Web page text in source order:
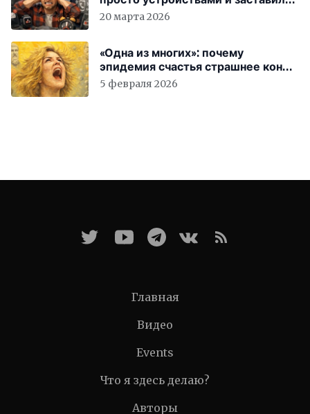
вас бесплатно работать
20 марта 2026
«Одна из многих»: почему
эпидемия счастья страшнее конца
света
5 февраля 2026
Главная
Видео
Events
Что я здесь делаю?
Авторы